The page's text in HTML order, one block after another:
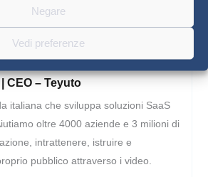
Negare
Vedi preferenze
CEO – Teyuto
italiana che sviluppa soluzioni SaaS
oltre 4000 aziende e 3 milioni di
intrattenere, istruire e
pubblico attraverso i video.